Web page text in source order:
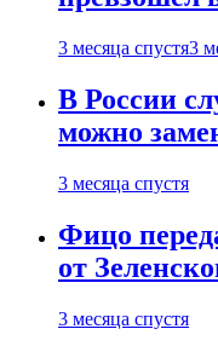
3 месяца спустя3
В России
можно
3 месяца спустя
Фицо
от
3 месяца спустя